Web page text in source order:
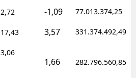
2,72 -1,09 77.013.374,25
17,43 3,57 331.374.492,49
3,06
1,66 282.796.560,85